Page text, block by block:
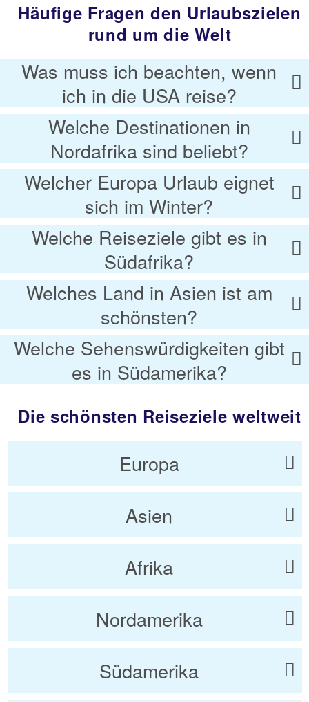
Häufige Fragen den Urlaubszielen
rund um die Welt
Was muss ich beachten, wenn
ich in die USA reise?
Welche Destinationen in
Nordafrika sind beliebt?
Welcher Europa Urlaub eignet
sich im Winter?
Welche Reiseziele gibt es in
Südafrika?
Welches Land in Asien ist am
schönsten?
Welche Sehenswürdigkeiten gibt
es in Südamerika?
Die schönsten Reiseziele weltweit
Europa
Asien
Afrika
Nordamerika
Südamerika